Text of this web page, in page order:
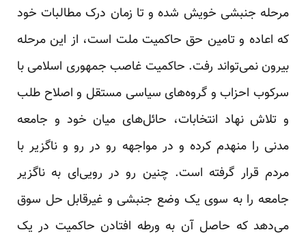
مرحله جنبشی خویش شده و تا زمان درک مطالبات خود
که اعاده و تامین حق حاکمیت ملت است، از این مرحله
بیرون نمی‌تواند رفت. حاکمیت غاصب جمهوری اسلامی با
سرکوب احزاب و گروه‌های سیاسی مستقل و اصلاح طلب
و تلاش نهاد انتخابات، حائل‌های میان خود و جامعه
مدنی را منهدم کرده و در مواجهه رو در رو و ناگزیر با
مردم قرار گرفته است. چنین رو در رویی‌ای به ناگزیر
جامعه را به سوی یک وضع جنبشی و غیرقابل حل سوق
می‌دهد که حاصل آن به ورطه افتادن حاکمیت در یک